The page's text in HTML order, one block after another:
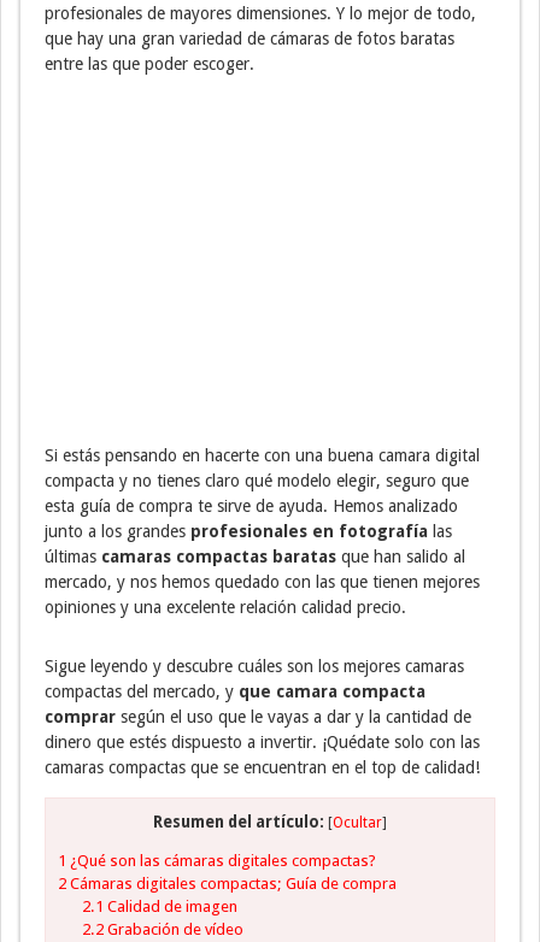
profesionales de mayores dimensiones. Y lo mejor de todo,
que hay una gran variedad de cámaras de fotos baratas
entre las que poder escoger.
Si estás pensando en hacerte con una buena camara digital
compacta y no tienes claro qué modelo elegir, seguro que
esta guía de compra te sirve de ayuda. Hemos analizado
junto a los grandes profesionales en fotografía las
últimas camaras compactas baratas que han salido al
mercado, y nos hemos quedado con las que tienen mejores
opiniones y una excelente relación calidad precio.
Sigue leyendo y descubre cuáles son los mejores camaras
compactas del mercado, y que camara compacta
comprar según el uso que le vayas a dar y la cantidad de
dinero que estés dispuesto a invertir. ¡Quédate solo con las
camaras compactas que se encuentran en el top de calidad!
Resumen del artículo: [Ocultar]
1 ¿Qué son las cámaras digitales compactas?
2 Cámaras digitales compactas; Guía de compra
2.1 Calidad de imagen
2.2Grabación de vídeo